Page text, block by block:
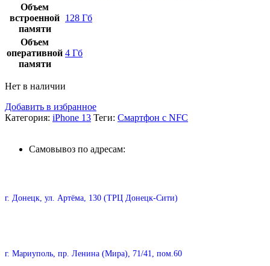
Объем
встроенной
памяти
128 Гб
Объем
оперативной
памяти
4 Гб
Нет в наличии
Добавить в избранное
Категория: iPhone 13 Теги: Смартфон с NFC
Самовывоз по адресам:
г. Донецк, ул. Артёма, 130 (ТРЦ Донецк-Сити)
г. Мариуполь, пр. Ленина (Мира), 71/41, пом.60